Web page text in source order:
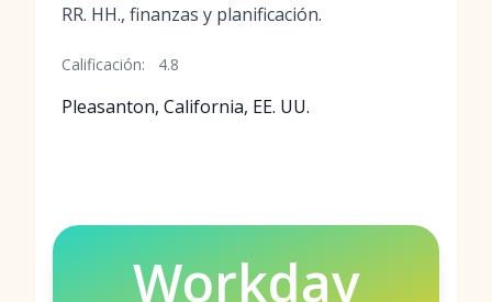
RR. HH., finanzas y planificación.
Calificación: 4.8
Pleasanton, California, EE. UU.
Workday